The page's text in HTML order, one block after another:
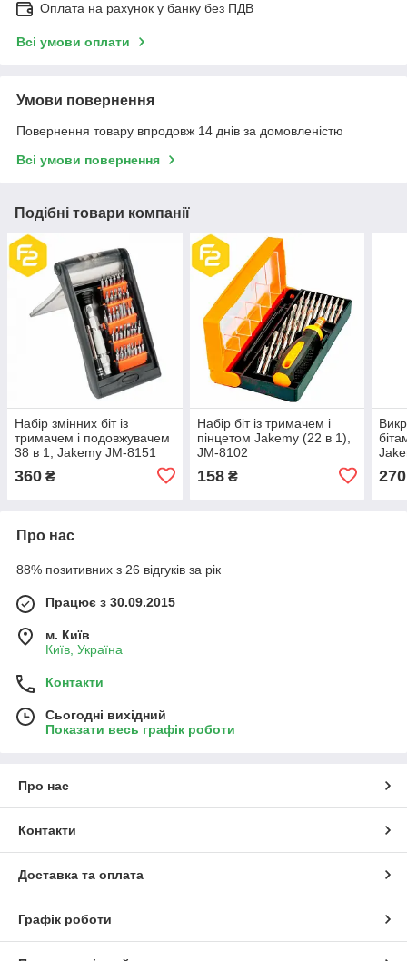
Оплата на рахунок у банку без ПДВ
Всі умови оплати
Умови повернення
Повернення товару впродовж 14 днів за домовленістю
Всі умови повернення
Подібні товари компанії
Набір змінних біт із
тримачем і подовжувачем
38 в 1, Jakemy JM-8151
360 ₴
Набір біт із тримачем і
пінцетом Jakemy (22 в 1),
JM-8102
158₴ 270
Про нас
88% позитивних з 26 відгуків за рік
Працює з 30.09.2015
м. Київ
Київ, Україна
Контакти
Сьогодні вихідний
Показати весь графік роботи
Про нас
Контакти
Доставка та оплата
Графік роботи